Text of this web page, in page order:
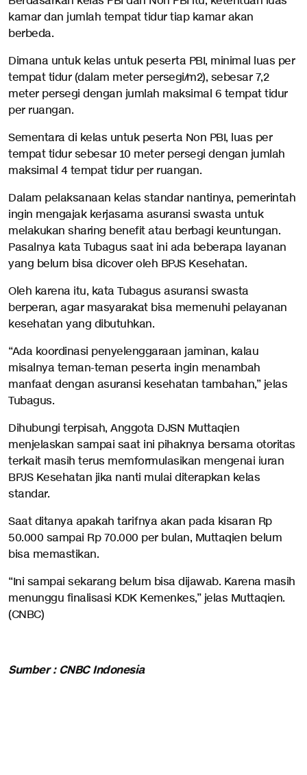
kamar dan jumlah tempat tidur tiap kamar akan
berbeda.
Dimana untuk kelas untuk peserta PBI, minimal luas per
tempat tidur (dalam meter persegi/m2), sebesar 7,2
meter persegi dengan jumlah maksimal 6 tempat tidur
per ruangan.
Sementara di kelas untuk peserta Non PBI, luas per
tempat tidur sebesar 10 meter persegi dengan jumlah
maksimal 4 tempat tidur per ruangan.
Dalam pelaksanaan kelas standar nantinya, pemerintah
ingin mengajak kerjasama asuransi swasta untuk
melakukan sharing benefit atau berbagi keuntungan.
Pasalnya kata Tubagus saat ini ada beberapa layanan
yang belum bisa dicover oleh BPJS Kesehatan.
Oleh karena itu, kata Tubagus asuransi swasta
berperan, agar masyarakat bisa memenuhi pelayanan
kesehatan yang dibutuhkan.
“Ada koordinasi penyelenggaraan jaminan, kalau
misalnya teman-teman peserta ingin menambah
manfaat dengan asuransi kesehatan tambahan,” jelas
Tubagus.
Dihubungi terpisah, Anggota DJSN Muttaqien
menjelaskan sampai saat ini pihaknya bersama otoritas
terkait masih terus memformulasikan mengenai iuran
BPJS Kesehatan jika nanti mulai diterapkan kelas
standar.
Saat ditanya apakah tarifnya akan pada kisaran Rp
50.000 sampai Rp 70.000 per bulan, Muttaqien belum
bisa memastikan.
“Ini sampai sekarang belum bisa dijawab. Karena masih
menunggu finalisasi KDK Kemenkes,” jelas Muttaqien.
(CNBC)
Sumber : CNBC Indonesia